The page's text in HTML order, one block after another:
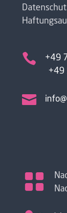

+49
+49

